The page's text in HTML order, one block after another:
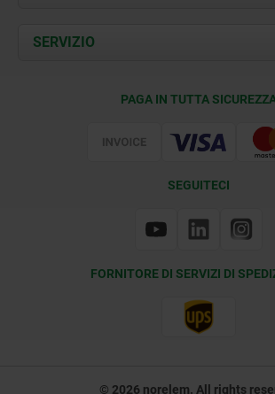
Contatti
Documents
SERVIZIO
PAGA IN TUTTA
SEGUITECI
FORNITORE DI SERVIZI DI
© 2026 norelem. All rights